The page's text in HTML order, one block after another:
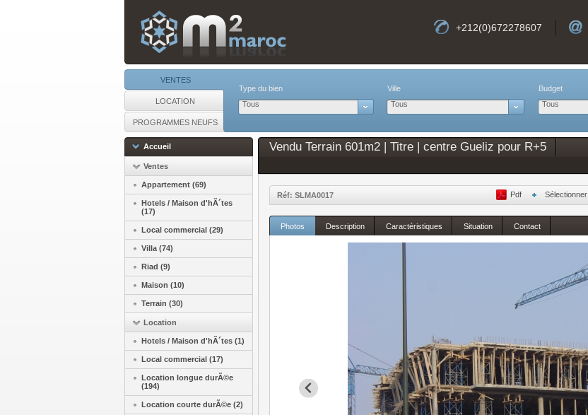
+212(0)672278607
VENTES
LOCATION
PROGRAMMES NEUFS
Type du bien
Tous
Ville
Tous
Budget
Tous
Accueil
Ventes
Appartement (69)
Hotels / Maison d'hÃ´tes
(17)
Local commercial (29)
Villa (74)
Riad (9)
Maison (10)
Terrain (30)
Location
Hotels / Maison d'hÃ´tes (1)
Local commercial (17)
Location longue durÃ©e
(194)
Location courte durÃ©e (2)
Vendu Terrain 601m2 | Titre | centre Gueliz pour R+5
Réf: SLMA0017 Pdf Sélectionner
Photos Description Caractéristiques Situation Contact